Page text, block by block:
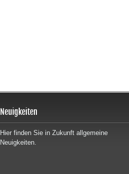
Neuigkeiten
Hier finden Sie in Zukunft allgemeine
Neuigkeiten.